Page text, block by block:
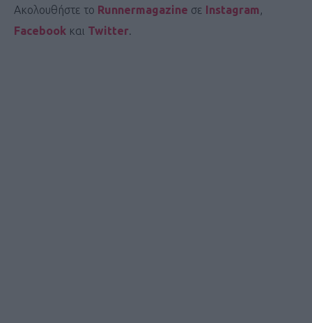
Ακολουθήστε το Runnermagazine σε Instagram,
Facebook και Twitter.